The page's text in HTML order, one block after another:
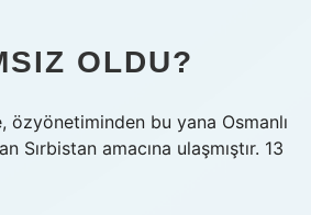
OLDU?
özyönetiminden bu yana Osmanlı
Sırbistan amacına ulaşmıştır. 13